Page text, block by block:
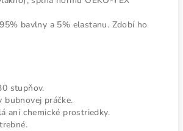
bavlny a 5% elastanu. Zdobí ho
stupňov.
práčke.
ani chemické prostriedky.